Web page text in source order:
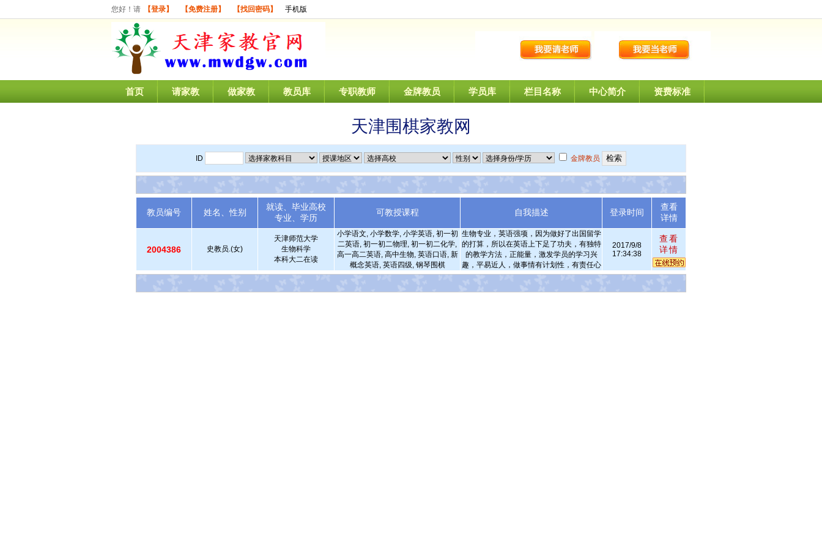
您好！请 【登录】 【免费注册】 【找回密码】 手机版
首页 请家教 做家教 教员库 专职教师 金牌教员 学员库 栏目名称 中心简介 资费标准
天津围棋家教网
ID 金牌教员
教员编号 姓名、性别
就读、毕业高校
专业、学历
可教授课程 自我描述 登录时间
查看
详情
2004386 史教员.(女)
天津师范大学
生物科学
本科大二在读
小学语文, 小学数学, 小学英语, 初一初
二英语, 初一初二物理, 初一初二化学,
高一高二英语, 高中生物, 英语口语, 新
概念英语, 英语四级, 钢琴围棋
生物专业，英语强项，因为做好了出国留学
的打算，所以在英语上下足了功夫，有独特
的教学方法，正能量，激发学员的学习兴
趣，平易近人，做事情有计划性，有责任心
2017/9/8
17:34:38
查看
详情